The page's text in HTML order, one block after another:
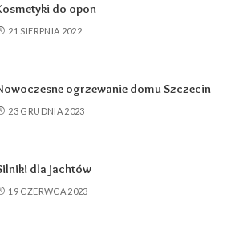
do opon
21 SIERPNIA 2022
ogrzewanie domu Szczecin
23 GRUDNIA 2023
dla jachtów
19 CZERWCA 2023